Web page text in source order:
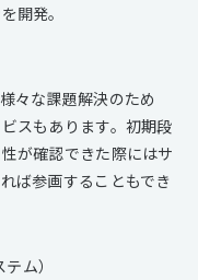
開発。
々な課題解決のため
スもあります。初期段
が確認できた際にはサ
ば参画することもでき
ム）